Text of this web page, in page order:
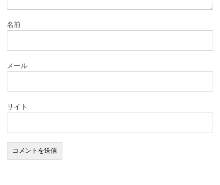
名前
メール
サイト